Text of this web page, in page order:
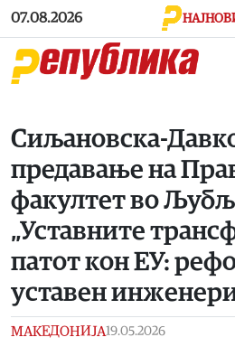
Skip to main content
07.08.2026
Сиљановска-
предавање на
факултет во
„Уставните
патот кон ЕУ:
уставен
МАКЕДОНИЈА19.05.2026